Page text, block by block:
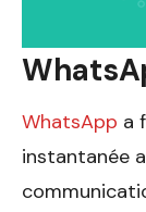
WhatsApp a
instantanée